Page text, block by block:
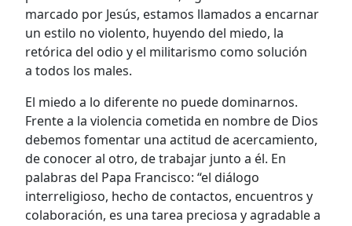
marcado por Jesús, estamos llamados a encarnar
un estilo no violento, huyendo del miedo, la
retórica del odio y el militarismo como solución
a todos los males.
El miedo a lo diferente no puede dominarnos.
Frente a la violencia cometida en nombre de Dios
debemos fomentar una actitud de acercamiento,
de conocer al otro, de trabajar junto a él. En
palabras del Papa Francisco: “el diálogo
interreligioso, hecho de contactos, encuentros y
colaboración, es una tarea preciosa y agradable a